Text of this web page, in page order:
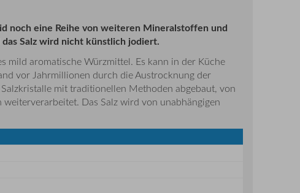
noch eine Reihe von weiteren Mineralstoffen und
Salz wird nicht künstlich jodiert.
mild aromatische Würzmittel. Es kann in der Küche
vor Jahrmillionen durch die Austrocknung der
mit traditionellen Methoden abgebaut, von
Das Salz wird von unabhängigen